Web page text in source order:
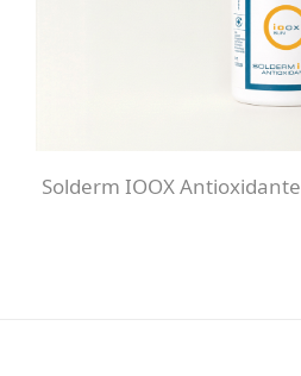
Solderm IOOX Antioxidante